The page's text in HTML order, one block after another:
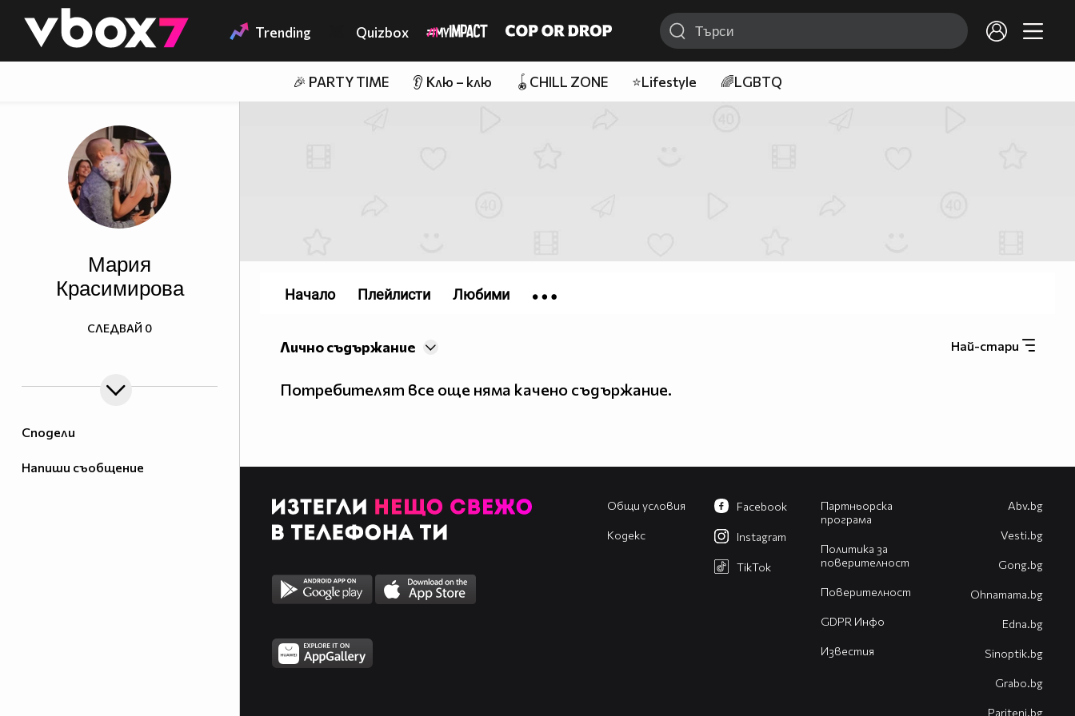
👾 Trending Quizbox
🎉 PARTY TIME 👂 Клю – клю 🪀CHILL ZONE ⭐Lifestyle 🌈LGBTQ
Сподели
Напиши съобщение
Мария
Красимирова
СЛЕДВАЙ 0
Най-стари
Лично съдържание
Потребителят все още няма качено съдържание.
Начало Плейлисти Любими
Общи условия
Кодекс
Партньорска
програма
Политика за
поверителност
Поверителност
GDPR Инфо
Известия
Facebook
Instagram
TikTok
Abv.bg
Vesti.bg
Gong.bg
Оhnamama.bg
Edna.bg
Sinoptik.bg
Grabo.bg
Pariteni.bg